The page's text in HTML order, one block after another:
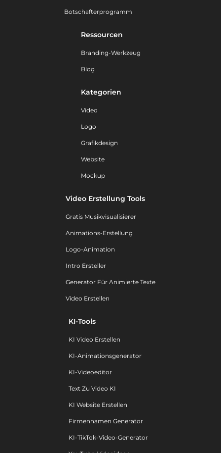
Botschafterprogramm
Ressourcen
Branding-Werkzeug
Blog
Kategorien
Video
Logo
Grafikdesign
Website
Mockup
Video Erstellung Tools
Gratis Musikvisualisierer
Animations-Erstellung
Logo-Animation
Intro Ersteller
Generator Für Animierte Texte
Video Erstellen
KI-Tools
KI Video Erstellen
KI-Animationsgenerator
KI-Videoeditor
Text Zu Video KI
KI Website Erstellen
Firmennamen Generator
KI-TikTok-Video-Generator